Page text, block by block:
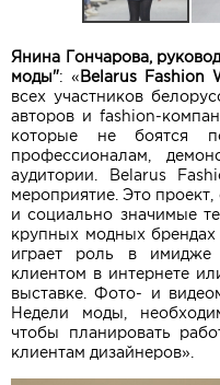
Янина Гончарова,
моды": « Belarus Fashion
всех участников
авторов и fashion-
которые не боятся
профессионалам,
аудитории. Belarus
мероприятие. Это
и социально значимые
крупных модных
играет роль в имидже
клиентом в интернете
выставке. Фото- и
Недели моды,
чтобы планировать
клиентам дизайнеров».